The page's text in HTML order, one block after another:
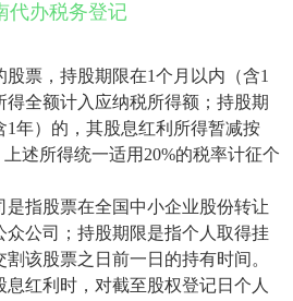
代办税务登记
票，持股期限在1个月以内（含1
全额计入应纳税所得额；持股期
1年）的，其股息红利所得暂减按
述所得统一适用20%的税率计征个
指股票在全国中小企业股份转让
众公司；持股期限是指个人取得挂
该股票之日前一日的持有时间。
红利时，对截至股权登记日个人